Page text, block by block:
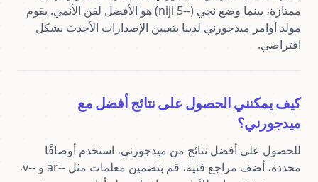
افتراضي.
كيف يمكنني الحصول على نتائج أفضل مع
ميدجورني؟